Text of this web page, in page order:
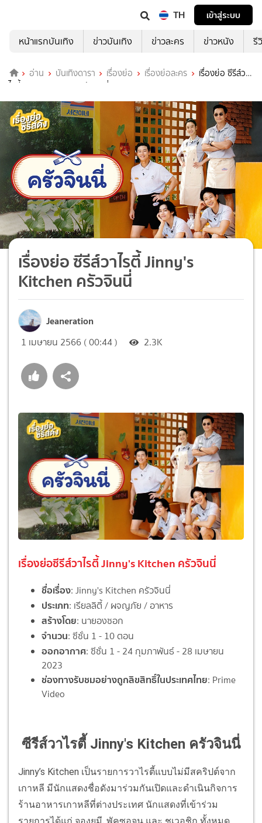
TH
เข้าสู่ระบบ
หน้าแรกบันเทิง
ข่าวบันเทิง ข่าวละคร ข่าวหนัง รี
อ่าน บันเทิงดารา เรื่องย่อ เรื่องย่อละคร
เรื่องย่อ ซีรีส์วา
ไรตี้ Jinny's Kitchen ครัวจินนี่
เรื่องย่อ ซีรีส์วาไรตี้ Jinny's
Kitchen ครัวจินนี่
Jeaneration
1 เมษายน 2566 ( 00:44 ) 2.3K
เรื่องย่อซีรีส์วาไรตี้ Jinny's Kitchen ครัวจินนี่
ชื่อเรื่อง: Jinny's Kitchen ครัวจินนี่
ประเภท: เรียลลิตี้ / ผจญภัย / อาหาร
สร้างโดย: นายองซอก
จำนวน: ซีซั่น 1 - 10 ตอน
ออกอากาศ: ซีซั่น 1 - 24 กุมภาพันธ์ - 28 เมษายน
2023
ช่องทางรับชมอย่างถูกลิขสิทธิ์ในประเทศไทย: Prime
Video
ซีรีส์วาไรตี้ Jinny's Kitchen ครัวจินนี่
Jinny’s Kitchen เป็นรายการวาไรตี้แบบไม่มีสคริปต์จาก
เกาหลี มีนักแสดงชื่อดังมาร่วมกันเปิดและดำเนินกิจการ
ร้านอาหารเกาหลีที่ต่างประเทศ นักแสดงที่เข้าร่วม